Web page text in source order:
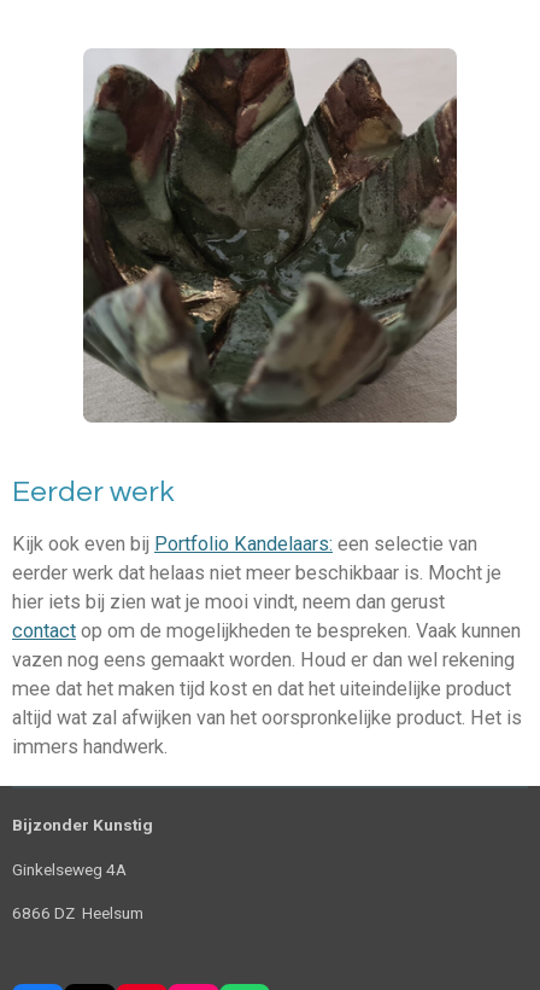
Eerder werk
Kijk ook even bij Portfolio Kandelaars: een selectie van
eerder werk dat helaas niet meer beschikbaar is. Mocht je
hier iets bij zien wat je mooi vindt, neem dan gerust
contact op om de mogelijkheden te bespreken. Vaak kunnen
vazen nog eens gemaakt worden. Houd er dan wel rekening
mee dat het maken tijd kost en dat het uiteindelijke product
altijd wat zal afwijken van het oorspronkelijke product. Het is
immers handwerk.
Bijzonder Kunstig
Ginkelseweg 4A
6866 DZ Heelsum